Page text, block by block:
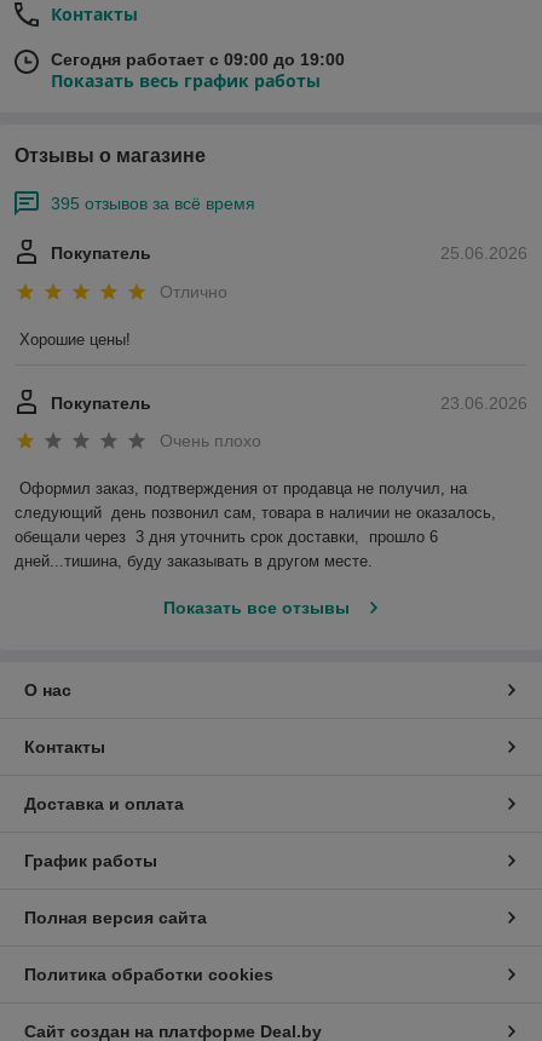
Контакты
Сегодня работает с 09:00 до 19:00
Показать весь график работы
Отзывы о магазине
395 отзывов за всё время
25.06.2026
Покупатель
Отлично
Хорошие цены!
23.06.2026
Покупатель
Очень плохо
Оформил заказ, подтверждения от продавца не получил, на
следующий  день позвонил сам, товара в наличии не оказалось,
обещали через  3 дня уточнить срок доставки,  прошло 6
дней...тишина, буду заказывать в другом месте.
Показать все отзывы
О нас
Контакты
Доставка и оплата
График работы
Полная версия сайта
Политика обработки cookies
Сайт создан на платформе Deal.by